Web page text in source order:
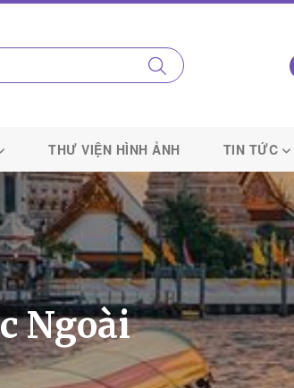
THƯ VIỆN HÌNH ẢNH TIN TỨC
Ngoài